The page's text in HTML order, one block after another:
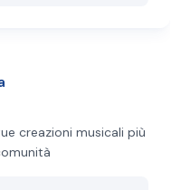
creazioni musicali più